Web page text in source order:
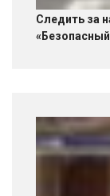
Следить за